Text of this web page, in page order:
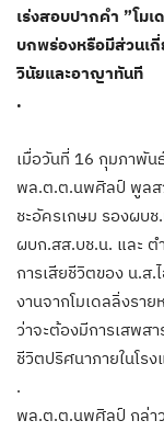
เร่งสอบปากคำ ”โม
บกพร่องหรือมีส่วนเ
วินัยและอาญาทันที
.
เมื่อวันที่ 16 กุมภาพั
พล.ต.ต.นพศิลป์ พูลส
ชะอัครเกษม รองผบ
ผบก.สส.บช.น. และ ต
การเสียชีวิตของ น.ส.
งานจากโมเดลลิ่งรา
ว่าจะต้องมีการเสพส
ชีวิตปริศนาภายในโร
.
พล.ต.ต.นพศิลป์ กล่า